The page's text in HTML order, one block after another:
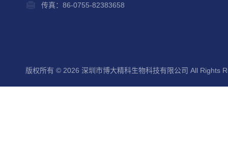
传真：86-0755-82383658
版权所有 © 2026 深圳市博大精科生物科技有限公司 All Rights